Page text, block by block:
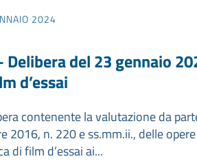
2024
Delibera del 23 gennaio
d’essai
contenente la valutazione da
2016, n. 220 e ss.mm.ii., delle
di film d’essai ai...